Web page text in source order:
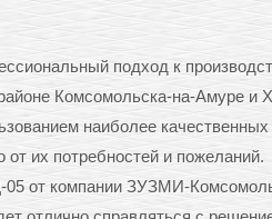
подход к
Комсомольска-на-Амуре и
наиболее
от их потребностей и пожеланий.
от компании ЗУЗМИ-